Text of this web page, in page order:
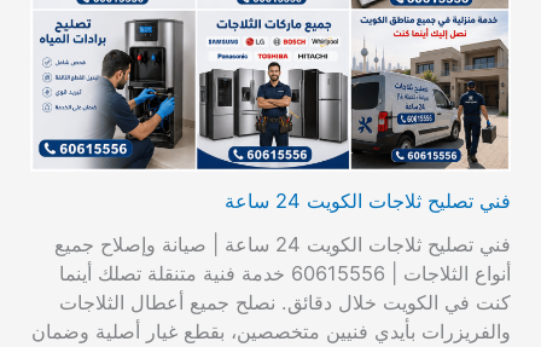
فني تصليح ثلاجات الكويت 24 ساعة
فني تصليح ثلاجات الكويت 24 ساعة | صيانة وإصلاح جميع
أنواع الثلاجات | 60615556 خدمة فنية متنقلة تصلك أينما
كنت في الكويت خلال دقائق. نصلح جميع أعطال الثلاجات
والفريزرات بأيدي فنيين متخصصين، بقطع غيار أصلية وضمان